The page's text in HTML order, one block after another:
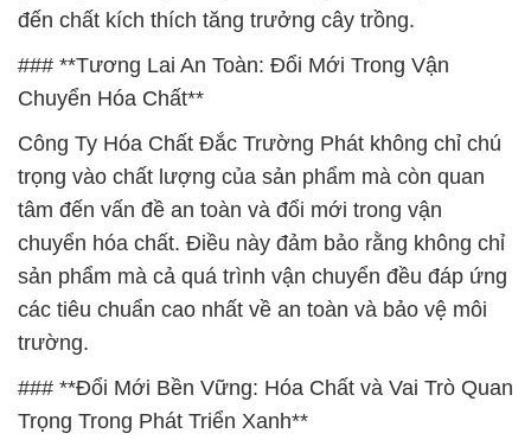
đến chất kích thích tăng trưởng cây trồng.
### **Tương Lai An Toàn: Đổi Mới Trong Vận
Chuyển Hóa Chất**
Công Ty Hóa Chất Đắc Trường Phát không chỉ chú
trọng vào chất lượng của sản phẩm mà còn quan
tâm đến vấn đề an toàn và đổi mới trong vận
chuyển hóa chất. Điều này đảm bảo rằng không chỉ
sản phẩm mà cả quá trình vận chuyển đều đáp ứng
các tiêu chuẩn cao nhất về an toàn và bảo vệ môi
trường.
### **Đổi Mới Bền Vững: Hóa Chất và Vai Trò Quan
Trọng Trong Phát Triển Xanh**